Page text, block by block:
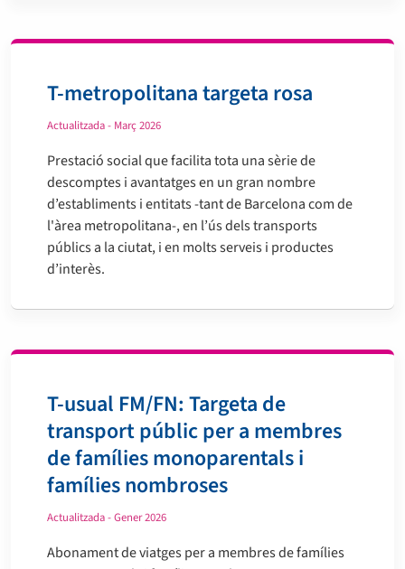
T-metropolitana targeta rosa
Actualitzada - Març 2026
Prestació social que facilita tota una sèrie de
descomptes i avantatges en un gran nombre
d’establiments i entitats -tant de Barcelona com de
l'àrea metropolitana-, en l’ús dels transports
públics a la ciutat, i en molts serveis i productes
d’interès.
T-usual FM/FN: Targeta de
transport públic per a membres
de famílies monoparentals i
famílies nombroses
Actualitzada - Gener 2026
Abonament de viatges per a membres de famílies